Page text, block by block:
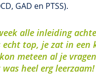
GAD en PTSS).
alle inleiding
echt top, je zat in een
meteen al je vragen
heel erg leerzaam!